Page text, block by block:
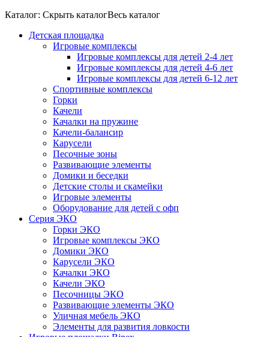
Каталог: Cкрыть каталогВесь каталог
Детская площадка
Игровые комплексы
Игровые комплексы для детей 2-4 лет
Игровые комплексы для детей 4-6 лет
Игровые комплексы для детей 6-12 лет
Спортивные комплексы
Горки
Качели
Качалки на пружине
Качели-балансир
Карусели
Песочные зоны
Развивающие элементы
Домики и беседки
Детские столы и скамейки
Игровые элементы
Оборудование для детей с офп
Серия ЭКО
Горки ЭКО
Игровые комплексы ЭКО
Домики ЭКО
Карусели ЭКО
Качалки ЭКО
Качели ЭКО
Песочницы ЭКО
Развивающие элементы ЭКО
Уличная мебель ЭКО
Элементы для развития ловкости